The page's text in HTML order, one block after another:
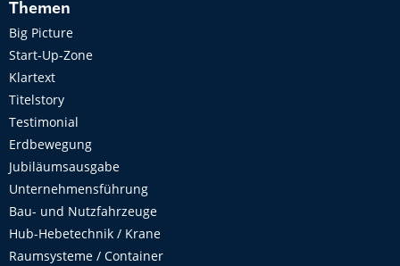
Themen
Big Picture
Start-Up-Zone
Klartext
Titelstory
Testimonial
Erdbewegung
Jubiläumsausgabe
Unternehmensführung
Bau- und Nutzfahrzeuge
Hub-Hebetechnik / Krane
Raumsysteme / Container